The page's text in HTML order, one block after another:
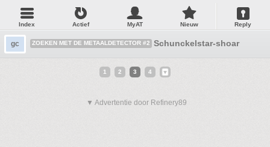
Index Actief MyAT Nieuw Reply
gc ZOEKEN MET DE METAALDETECTOR #2 Schunckelstar-shoarma. :P
1 2 3 4
▼ Advertentie door Refinery89